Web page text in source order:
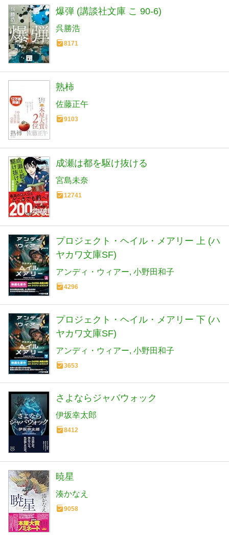
爆弾 (講談社文庫 こ 90-6)
呉勝浩
8171
熟柿
佐藤正午
9103
成瀬は都を駆け抜ける
宮島未奈
12741
プロジェクト・ヘイル・メアリー 上 (ハ
ヤカワ文庫SF)
アンディ・ウィアー 小野田和子
4296
プロジェクト・ヘイル・メアリー 下 (ハ
ヤカワ文庫SF)
アンディ・ウィアー 小野田和子
3653
さよならジャバウォック
伊坂幸太郎
8412
暁星
湊かなえ
9058